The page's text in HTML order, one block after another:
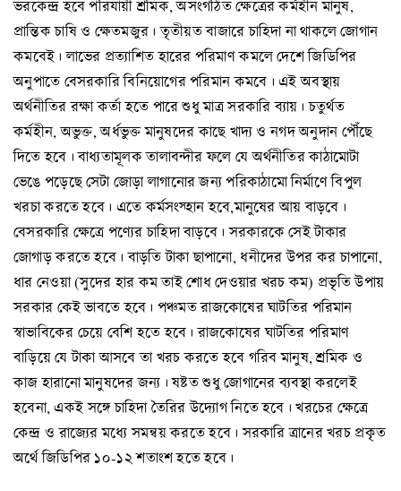
ভরকেন্দ্র হবে পরিযায়ী শ্রমিক, অসংগঠিত ক্ষেত্রের কর্মহীন মানুষ,
প্রান্তিক চাষি ও ক্ষেতমজুর। তৃতীয়ত বাজারে চাহিদা না থাকলে জোগান
কমবেই। লাভের প্রত্যাশিত হারের পরিমাণ কমলে দেশে জিডিপির
অনুপাতে বেসরকারি বিনিয়োগের পরিমান কমবে। এই অবস্থায়
অর্থনীতির রক্ষা কর্তা হতে পারে শুধু মাত্র সরকারি ব্যায়। চতুর্থত
কর্মহীন, অভুক্ত, অর্ধভুক্ত মানুষদের কাছে খাদ্য ও নগদ অনুদান পৌঁছে
দিতে হবে। বাধ্যতামূলক তালাবন্দীর ফলে যে অর্থনীতির কাঠামোটা
ভেঙে পড়েছে সেটা জোড়া লাগানোর জন্য পরিকাঠামো নির্মাণে বিপুল
খরচা করতে হবে। এতে কর্মসংস্হান হবে,মানুষের আয় বাড়বে।
বেসরকারি ক্ষেত্রে পণ্যের চাহিদা বাড়বে। সরকারকে সেই টাকার
জোগাড় করতে হবে। বাড়তি টাকা ছাপানো, ধনীদের উপর কর চাপানো,
ধার নেওয়া (সুদের হার কম তাই শোধ দেওয়ার খরচ কম) প্রভৃতি উপায়
সরকার কেই ভাবতে হবে। পঞ্চমত রাজকোষের ঘাটতির পরিমান
স্বাভাবিকের চেয়ে বেশি হতে হবে। রাজকোষের ঘাটতির পরিমাণ
বাড়িয়ে যে টাকা আসবে তা খরচ করতে হবে গরিব মানুষ, শ্রমিক ও
কাজ হারানো মানুষদের জন্য। ষষ্টত শুধু জোগানের ব্যবস্থা করলেই
হবেনা, একই সঙ্গে চাহিদা তৈরির উদ্যোগ নিতে হবে। খরচের ক্ষেত্রে
কেন্দ্র ও রাজ্যের মধ্যে সমন্বয় করতে হবে। সরকারি ত্রানের খরচ প্রকৃত
অর্থে জিডিপির ১০-১২ শতাংশ হতে হবে।